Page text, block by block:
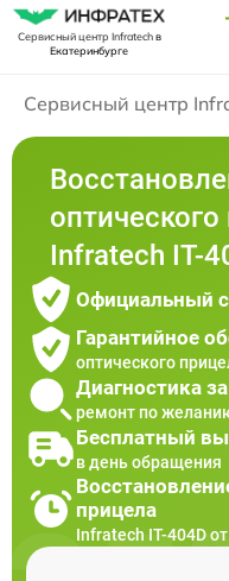
Сервисный центр Infratechв
Екатеринбурге
Сервисный центр
Infratech IT-
Официальный
Гарантийное
оптического
Диагностика
ремонт по
Бесплатный
в день обращения
прицела
Infratech IT-404D